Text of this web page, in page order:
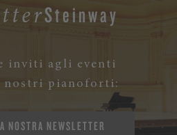
Steinway
inviti agli eventi
nostri pianoforti:
NOSTRA NEWSLETTER